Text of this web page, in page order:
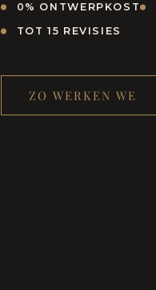
0% ONTWERPKOST
TOT 15 REVISIES
ZO WERKEN WE